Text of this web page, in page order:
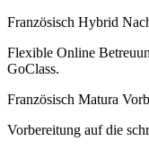
Französisch Hybrid
Flexible Online
GoClass.
Französisch Matura
Vorbereitung auf die